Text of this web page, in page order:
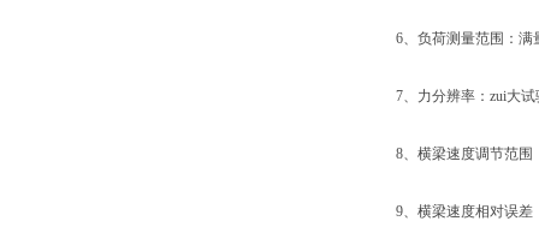
6、负荷测量范围：满
7、力分辨率：zui大试
8、横梁速度调节范围：
9、横梁速度相对误差